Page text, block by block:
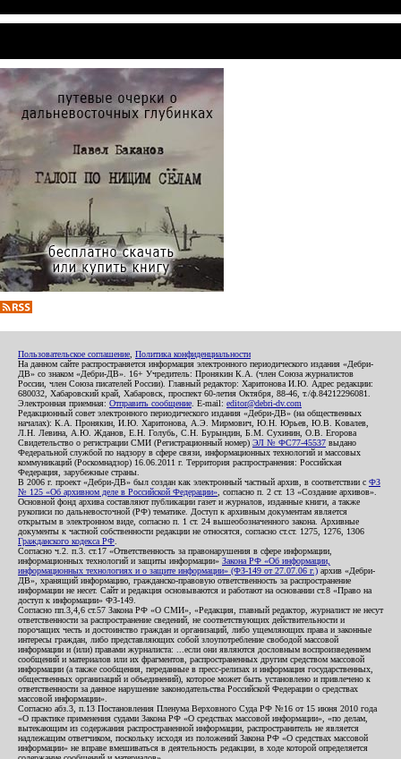
Пользовательское соглашение Политика конфиденциальности
На данном сайте распространяется информация электронного периодического издания «Дебри-
ДВ» со знаком «Дебри-ДВ». 16+ Учредитель: Пронякин К.А. (член Союза журналистов
России, член Союза писателей России). Главный редактор: Харитонова И.Ю. Адрес редакции:
680032, Хабаровский край, Хабаровск, проспект 60-летия Октября, 88-46, т./ф.84212296081.
Электронная приемная: Отправить сообщение . E-mail: editor@debri-dv.com
Редакционный совет электронного периодического издания «Дебри-ДВ» (на общественных
началах): К.А. Пронякин, И.Ю. Харитонова, А.Э. Мирмович, Ю.Н. Юрьев, Ю.В. Ковалев,
Л.Н. Левина, А.Ю. Жданов, Е.Н. Голубь, С.Н. Бурындин, Б.М. Сухинин, О.В. Егорова
Свидетельство о регистрации СМИ (Регистрационный номер) ЭЛ № ФС77-45537 выдано
Федеральной службой по надзору в сфере связи, информационных технологий и массовых
коммуникаций (Роскомнадзор) 16.06.2011 г. Территория распространения: Российская
Федерация, зарубежные страны.
В 2006 г. проект «Дебри-ДВ» был создан как электронный частный архив, в соответствии с ФЗ
№ 125 «Об архивном деле в Российской Федерации» , согласно п. 2 ст. 13 «Создание архивов».
Основной фонд архива составляют публикации газет и журналов, изданные книги, а также
рукописи по дальневосточной (РФ) тематике. Доступ к архивным документам является
открытым в электронном виде, согласно п. 1 ст. 24 вышеобозначенного закона. Архивные
документы к частной собственности редакции не относятся, согласно ст.ст. 1275, 1276, 1306
Гражданского кодекса РФ
Согласно ч.2. п.3. ст.17 «Ответственность за правонарушения в сфере информации,
информационных технологий и защиты информации» Закона РФ «Об информации,
информационных технологиях и о защите информации» (ФЗ-149 от 27.07.06 г.) архив «Дебри-
ДВ», хранящий информацию, гражданско-правовую ответственность за распространение
информации не несет. Сайт и редакция основываются и работают на основании ст.8 «Право на
доступ к информации» ФЗ-149.
Согласно пп.3,4,6 ст.57 Закона РФ «О СМИ», «Редакция, главный редактор, журналист не несут
ответственности за распространение сведений, не соответствующих действительности и
порочащих честь и достоинство граждан и организаций, либо ущемляющих права и законные
интересы граждан, либо представляющих собой злоупотребление свободой массовой
информации и (или) правами журналиста: ...если они являются дословным воспроизведением
сообщений и материалов или их фрагментов, распространенных другим средством массовой
информации (а также сообщения, переданные в пресс-релизах и информация государственных,
общественных организаций и объединений), которое может быть установлено и привлечено к
ответственности за данное нарушение законодательства Российской Федерации о средствах
массовой информации».
Согласно абз.3, п.13 Постановления Пленума Верховного Суда РФ №16 от 15 июня 2010 года
«О практике применения судами Закона РФ «О средствах массовой информации», «по делам,
вытекающим из содержания распространенной информации, распространитель не является
надлежащим ответчиком, поскольку исходя из положений Закона РФ «О средствах массовой
информации» не вправе вмешиваться в деятельность редакции, в ходе которой определяется